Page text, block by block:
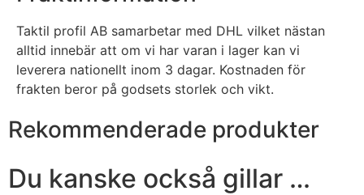
Taktil profil AB samarbetar med DHL vilket nästan
alltid innebär att om vi har varan i lager kan vi
leverera nationellt inom 3 dagar. Kostnaden för
frakten beror på godsets storlek och vikt.
Rekommenderade produkter
Du kanske också gillar …